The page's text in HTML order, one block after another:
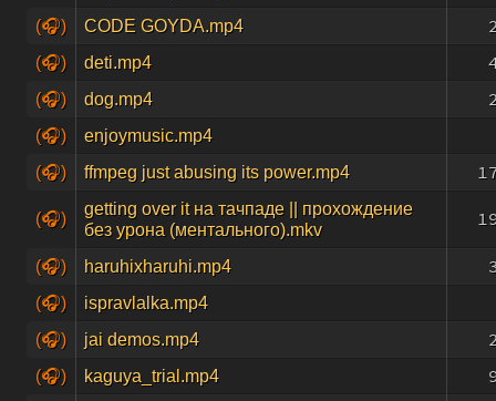
(🎧)
CODE GOYDA.mp4
(🎧) deti.mp4
(🎧) dog.mp4
(🎧)
enjoymusic.mp4
(🎧)
ffmpeg just abusing its power.mp4
(🎧)
getting over it на тачпаде || прохождение
без урона (ментального).mkv
(🎧) haruhixharuhi.mp4
(🎧)
ispravlalka.mp4
(🎧)
jai demos.mp4
(🎧) kaguya_trial.mp4